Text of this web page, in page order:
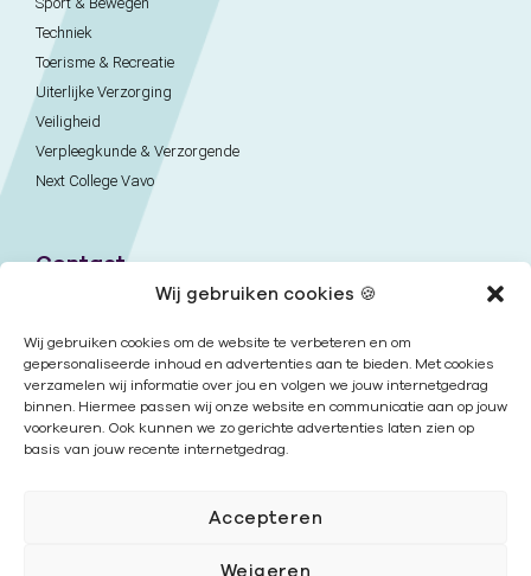
Wij gebruiken cookies 🍪
Wij gebruiken cookies om de website te verbeteren en om
gepersonaliseerde inhoud en advertenties aan te bieden. Met cookies
verzamelen wij informatie over jou en volgen we jouw internetgedrag
binnen. Hiermee passen wij onze website en communicatie aan op jouw
voorkeuren. Ook kunnen we zo gerichte advertenties laten zien op
basis van jouw recente internetgedrag.
Accepteren
Weigeren
Techniek
Toerisme & Recreatie
Uiterlijke Verzorging
Veiligheid
Verpleegkunde & Verzorgende
Next College Vavo
Contact
Naar contactpagina
Onze locaties
Nieuwsbrief
Volg ons